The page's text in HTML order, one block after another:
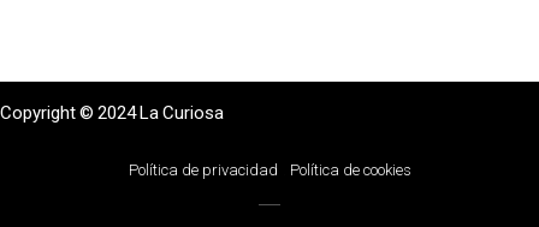
Copyright © 2024 La Curiosa
Política de privacidad Política de cookies